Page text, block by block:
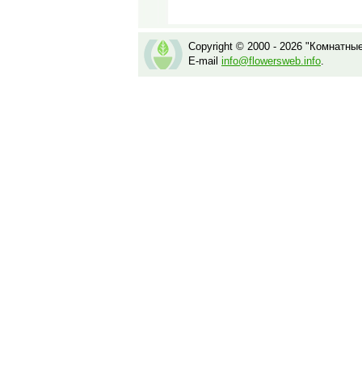
Copyright © 2000 - 2026
E-mail info@flowersweb.info.